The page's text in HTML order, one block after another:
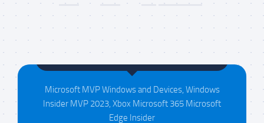
Microsoft MVP Windows and Devices, Windows
Insider MVP 2023, Xbox Microsoft 365 Microsoft
Edge Insider